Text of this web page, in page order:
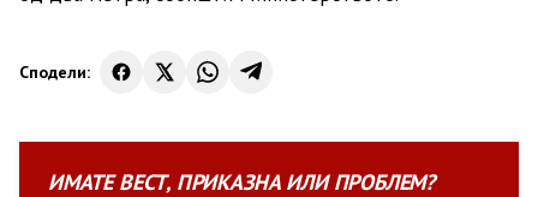
Сподели:
ИМАТЕВЕСТ, ПРИКАЗНАИЛИПРОБЛЕМ?